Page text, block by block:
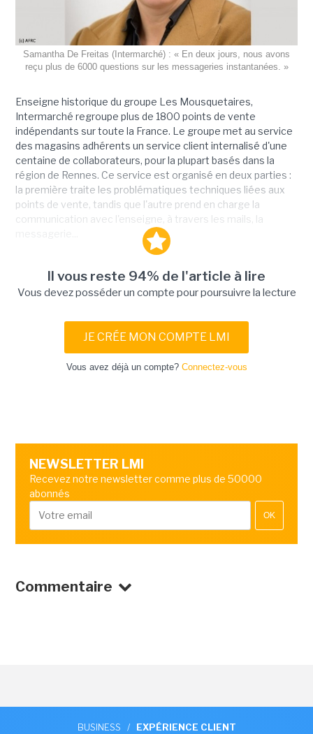
Samantha De Freitas (Intermarché) : « En deux jours, nous avons
reçu plus de 6000 questions sur les messageries instantanées. »
Enseigne historique du groupe Les Mousquetaires,
Intermarché regroupe plus de 1800 points de vente
indépendants sur toute la France. Le groupe met au service
des magasins adhérents un service client internalisé d'une
centaine de collaborateurs, pour la plupart basés dans la
région de Rennes. Ce service est organisé en deux parties :
la première traite les problématiques techniques liées aux
points de vente, tandis que l'autre prend en charge la
communication avec l'enseigne, à travers les mails, la
Il vous reste 94% de l'article à lire
Vous devez posséder un compte pour poursuivre la lecture
JE CRÉE MON COMPTE LMI
Vous avez déjà un compte? Connectez-vous
NEWSLETTER LMI
Recevez notre newsletter comme plus de 50000
abonnés
OK
Commentaire
BUSINESS / EXPÉRIENCE CLIENT